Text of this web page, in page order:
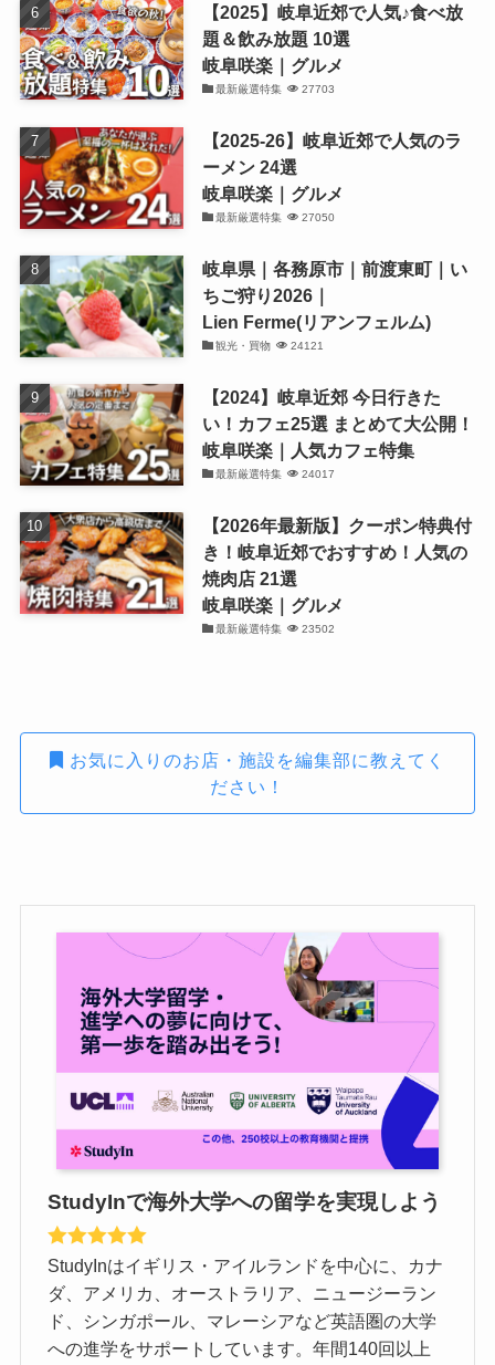
【2025】岐阜近郊で人気♪食べ放
題＆飲み放題 10選
岐阜咲楽｜グルメ
最新厳選特集 27703
【2025-26】岐阜近郊で人気のラ
ーメン 24選
岐阜咲楽｜グルメ
最新厳選特集 27050
岐阜県｜各務原市｜前渡東町｜い
ちご狩り2026｜
Lien Ferme(リアンフェルム)
観光・買物 24121
【2024】岐阜近郊 今日行きた
い！カフェ25選 まとめて大公開！
岐阜咲楽｜人気カフェ特集
最新厳選特集 24017
【2026年最新版】クーポン特典付
き！岐阜近郊でおすすめ！人気の
焼肉店 21選
岐阜咲楽｜グルメ
最新厳選特集 23502
お気に入りのお店・施設を編集部に教えてく
ださい！
StudyInで海外大学への留学を実現しよう
StudyInはイギリス・アイルランドを中心に、カナ
ダ、アメリカ、オーストラリア、ニュージーラン
ド、シンガポール、マレーシアなど英語圏の大学
への進学をサポートしています。年間140回以上